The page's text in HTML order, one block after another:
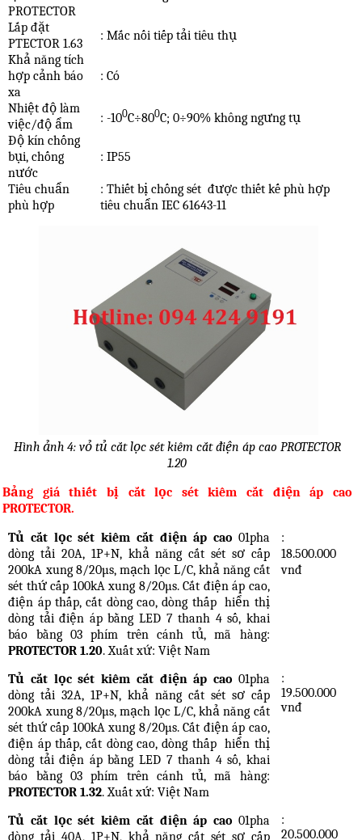
PROTECTOR
Lắp đặt
PTECTOR 1.63
: Mắc nối tiếp tải tiêu thụ
Khả năng tích
hợp cảnh báo
xa
: Có
Nhiệt độ làm
việc/độ ẩm
: -100C÷800C; 0÷90% không ngưng tụ
Độ kín chống
bụi, chống
nước
: IP55
Tiêu chuẩn
phù hợp
: Thiết bị chống sét được thiết kế phù hợp
tiêu chuẩn IEC 61643-11
Hình ảnh 4: vỏ tủ cắt lọc sét kiêm cắt điện áp cao PROTECTOR
1.20
Bảng giá thiết bị cắt lọc sét kiêm cắt điện áp cao
PROTECTOR.
Tủ cắt lọc sét kiêm cắt điện áp cao 01pha
dòng tải 20A, 1P+N, khả năng cắt sét sơ cấp
200kA xung 8/20µs, mạch lọc L/C, khả năng cắt
sét thứ cấp 100kA xung 8/20µs. Cắt điện áp cao,
điện áp thấp, cắt dòng cao, dòng thấp hiển thị
dòng tải điện áp bằng LED 7 thanh 4 số, khai
báo bằng 03 phím trên cánh tủ, mã hàng:
PROTECTOR 1.20. Xuất xứ: Việt Nam
:
18.500.000
vnđ
Tủ cắt lọc sét kiêm cắt điện áp cao 01pha
dòng tải 32A, 1P+N, khả năng cắt sét sơ cấp
200kA xung 8/20µs, mạch lọc L/C, khả năng cắt
sét thứ cấp 100kA xung 8/20µs. Cắt điện áp cao,
điện áp thấp, cắt dòng cao, dòng thấp hiển thị
dòng tải điện áp bằng LED 7 thanh 4 số, khai
báo bằng 03 phím trên cánh tủ, mã hàng:
PROTECTOR 1.32. Xuất xứ: Việt Nam
:
19.500.000
vnđ
Tủ cắt lọc sét kiêm cắt điện áp cao 01pha
dòng tải 40A, 1P+N, khả năng cắt sét sơ cấp
:
20.500.000